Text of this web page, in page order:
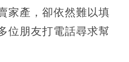
家產，卻依然難以填
位朋友打電話尋求幫